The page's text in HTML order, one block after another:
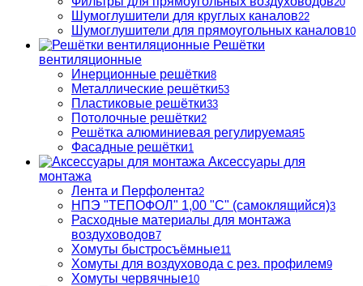
Шумоглушители для круглых каналов22
Шумоглушители для прямоугольных каналов10
Решётки
вентиляционные
Инерционные решётки8
Металлические решётки53
Пластиковые решётки33
Потолочные решётки2
Решётка алюминиевая регулируемая5
Фасадные решётки1
Аксессуары для
монтажа
Лента и Перфолента2
НПЭ "ТЕПОФОЛ" 1,00 "С" (самоклящийся)3
Расходные материалы для монтажа
воздуховодов7
Хомуты быстросъёмные11
Хомуты для воздуховода с рез. профилем9
Хомуты червячные10